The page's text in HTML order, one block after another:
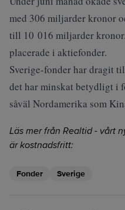
med 306 miljarder kronor
till 10 016 miljarder
placerade i aktiefonder.
Sverige-fonder har dragit
det har minskat betydligt i
såväl Nordamerika som
Läs mer från Realtid - vårt
är kostnadsfritt:
Fonder Sverige